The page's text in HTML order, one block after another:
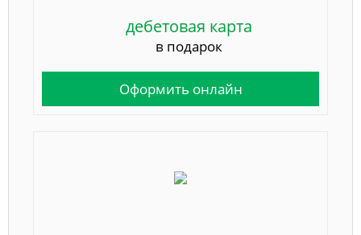
дебетовая карта
в подарок
Оформить онлайн